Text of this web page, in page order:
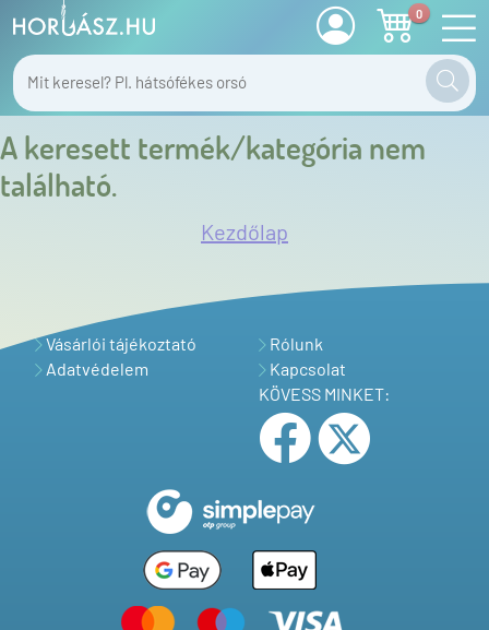
0
A keresett termék/kategória nem
található.
Kezdőlap
Vásárlói tájékoztató
Adatvédelem
Rólunk
Kapcsolat
KÖVESS MINKET: